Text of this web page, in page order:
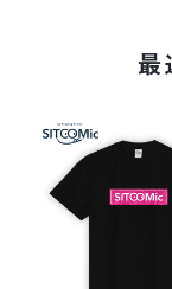
最